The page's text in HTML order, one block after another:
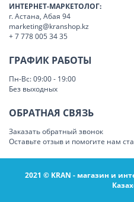
ИНТЕРНЕТ-МАРКЕТОЛОГ:
г. Астана, Абая 94
marketing@kranshop.kz
+ 7 778 005 34 35
ГРАФИК РАБОТЫ
Пн-Вс: 09:00 - 19:00
Без выходных
ОБРАТНАЯ СВЯЗЬ
Заказать обратный звонок
Оставьте отзыв и помогите нам
2021 © KRAN - магазин и